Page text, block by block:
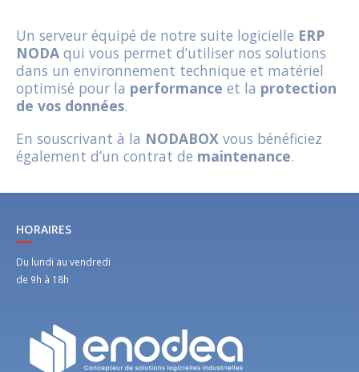
Un serveur équipé de notre suite logicielle ERP
NODA qui vous permet d’utiliser nos solutions
dans un environnement technique et matériel
optimisé pour la performance et la protection
de vos données.
En souscrivant à la NODABOX vous bénéficiez
également d’un contrat de maintenance.
HORAIRES
Du lundi au vendredi
de 9h à 18h